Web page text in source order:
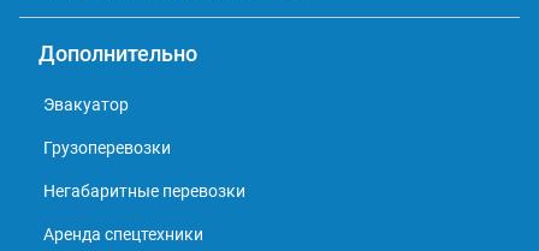
Дополнительно
Эвакуатор
Грузоперевозки
Негабаритные перевозки
Аренда спецтехники